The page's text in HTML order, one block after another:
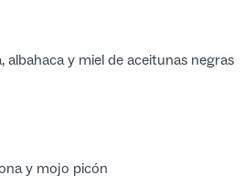
albahaca y miel de aceitunas negras
y mojo picón